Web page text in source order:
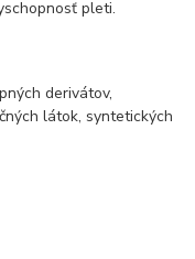
pleti.
derivátov,
látok, syntetických